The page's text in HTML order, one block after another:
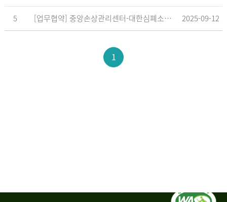
5 [업무협약] 중앙손상관리센터-대한심폐소생협회, 학교현장 CPR 교육 확대 위한 업무협약 체결 2025-09-12
1